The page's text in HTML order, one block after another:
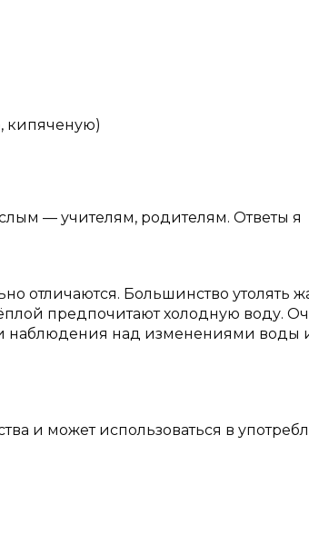
кипяченую)
— учителям, родителям. Ответы я
отличаются. Большинство утолять
предпочитают холодную воду.
наблюдения над изменениями воды
и может использоваться в